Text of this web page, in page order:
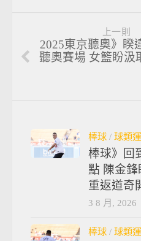
上一則
2025東京聽奧》睽
聽奧賽場 女籃盼汲
棒球 / 球類
棒球》回
點 陳金鋒
重返道奇
3 8 月, 2026
棒球 / 球類